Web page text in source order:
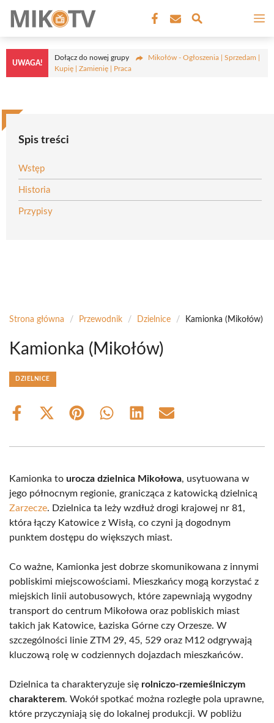
treści
UWAGA!
Dołącz do nowej grupy
Mikołów - Ogłoszenia | Sprzedam |
Kupię | Zamienię | Praca
Spis treści
Wstęp
Historia
Przypisy
Strona główna / Przewodnik / Dzielnice / Kamionka (Mikołów)
Kamionka (Mikołów)
DZIELNICE
Share
Share
(Twitter)
Share Share Share Share
Kamionka to urocza dzielnica Mikołowa, usytuowana w
jego północnym regionie, granicząca z katowicką dzielnicą
Zarzecze. Dzielnica ta leży wzdłuż drogi krajowej nr 81,
która łączy Katowice z Wisłą, co czyni ją dogodnym
punktem dostępu do większych miast.
Co ważne, Kamionka jest dobrze skomunikowana z innymi
pobliskimi miejscowościami. Mieszkańcy mogą korzystać z
miejskich linii autobusowych, które zapewniają wygodny
transport do centrum Mikołowa oraz pobliskich miast
takich jak Katowice, Łaziska Górne czy Orzesze. W
szczególności linie ZTM 29, 45, 529 oraz M12 odgrywają
kluczową rolę w codziennych dojazdach mieszkańców.
Dzielnica ta charakteryzuje się rolniczo-rzemieślniczym
charakterem. Wokół spotkać można rozległe pola uprawne,
które przyczyniają się do lokalnej produkcji. W pobliżu